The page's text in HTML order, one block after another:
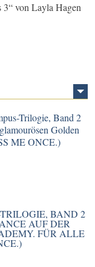
von Layla Hagen
BAND 2
AUF DER
FÜR ALLE